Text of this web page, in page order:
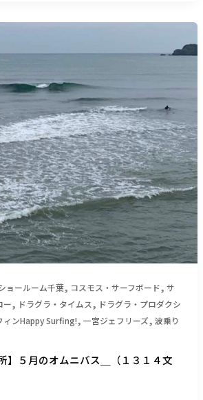
ョールーム千葉, コスモス・サーフボード, サ
ー, ドラグラ・タイムス, ドラグラ・プロダクシ
ィンHappy Surfing!, 一宮ジェフリーズ, 波乗り
】５月のオムニバス＿（１３１４文